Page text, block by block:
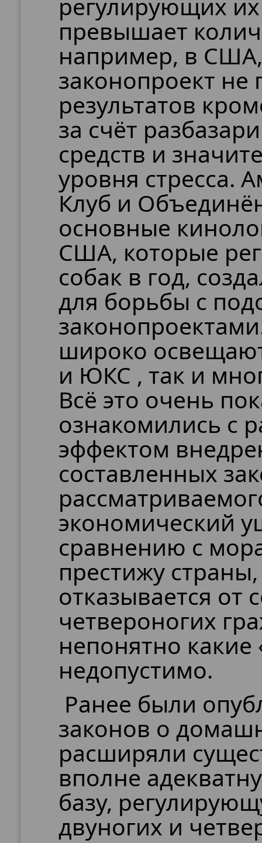
регулирующих
превышает
например, в
законопроект не
результатов
за счёт
средств и
уровня стресса.
Клуб и
основные
США, которые
собак в год,
для борьбы с
широко
и ЮКС , так и
Всё это очень
ознакомились с
эффектом
составленных
экономический
сравнению с
престижу
отказывается от
четвероногих
непонятно
недопустимо.
Ранее были
законов о
расширяли
вполне
базу,
двуногих и